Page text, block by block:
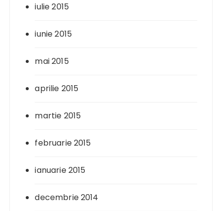
iulie 2015
iunie 2015
mai 2015
aprilie 2015
martie 2015
februarie 2015
ianuarie 2015
decembrie 2014